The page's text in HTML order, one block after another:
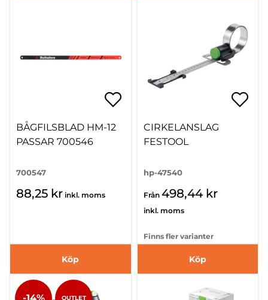
BÅGFILSBLAD HM-12
PASSAR 700546
700547
88,25 kr inkl. moms
Köp
CIRKELANSLAG
FESTOOL
hp-47540
Från 498,44 kr
inkl. moms
Finns fler varianter
Köp
-14% OUTLET